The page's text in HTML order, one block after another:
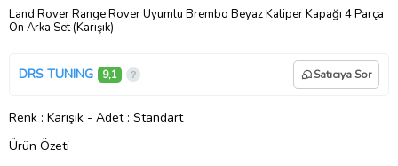
Land Rover Range Rover Uyumlu Brembo Beyaz Kaliper Kapağı 4 Parça
Ön Arka Set (Karışık)
DRS TUNING 9,1 Satıcıya Sor
Renk : Karışık - Adet : Standart
Ürün Özeti